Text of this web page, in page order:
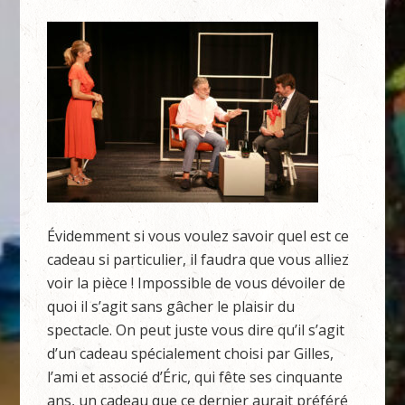
Évidemment si vous voulez savoir quel est ce
cadeau si particulier, il faudra que vous alliez
voir la pièce ! Impossible de vous dévoiler de
quoi il s’agit sans gâcher le plaisir du
spectacle. On peut juste vous dire qu’il s’agit
d’un cadeau spécialement choisi par Gilles,
l’ami et associé d’Éric, qui fête ses cinquante
ans, un cadeau que ce dernier aurait préféré